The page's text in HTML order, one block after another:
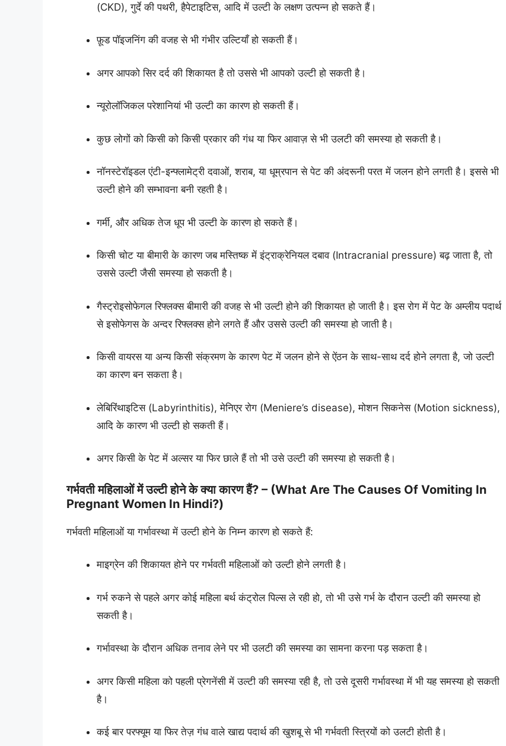
(CKD), गुर्दे की पथरी, हैपेटाइटिस, आदि में उल्टी के लक्षण उत्पन्न हो सकते हैं।
फ़ूड पॉइजनिंग की वजह से भी गंभीर उल्टियाँ हो सकती हैं।
अगर आपको सिर दर्द की शिकायत है तो उससे भी आपको उल्टी हो सकती है।
न्यूरोलॉजिकल परेशानियां भी उल्टी का कारण हो सकती हैं।
कुछ लोगों को किसी को किसी प्रकार की गंध या फिर आवाज़ से भी उलटी की समस्या हो सकती है।
नॉनस्टेरॉइडल एंटी-इन्फ्लामेट्री दवाओं, शराब, या धूम्रपान से पेट की अंदरूनी परत में जलन होने लगती है। इससे भी
उल्टी होने की सम्भावना बनी रहती है।
गर्मी, और अधिक तेज धूप भी उल्टी के कारण हो सकते हैं।
किसी चोट या बीमारी के कारण जब मस्तिष्क में इंट्राक्रेनियल दबाव (Intracranial pressure) बढ़ जाता है, तो
उससे उल्टी जैसी समस्या हो सकती है।
गैस्ट्रोइसोफेगल रिफ्लक्स बीमारी की वजह से भी उल्टी होने की शिकायत हो जाती है। इस रोग में पेट के अम्लीय पदार्थ
से इसोफेगस के अन्दर रिफ्लक्स होने लगते हैं और उससे उल्टी की समस्या हो जाती है।
किसी वायरस या अन्य किसी संक्रमण के कारण पेट में जलन होने से ऐंठन के साथ-साथ दर्द होने लगता है, जो उल्टी
का कारण बन सकता है।
लेबिरिंथाइटिस (Labyrinthitis), मेनिएर रोग (Meniere’s disease), मोशन सिकनेस (Motion sickness),
आदि के कारण भी उल्टी हो सकती हैं।
अगर किसी के पेट में अल्सर या फिर छाले हैं तो भी उसे उल्टी की समस्या हो सकती है।
गर्भवती महिलाओं में उल्टी होने के क्या कारण हैं? – (What Are The Causes Of Vomiting In
Pregnant Women In Hindi?)
गर्भवती महिलाओं या गर्भावस्था में उल्टी होने के निम्न कारण हो सकते हैं:
माइग्रेन की शिकायत होने पर गर्भवती महिलाओं को उल्टी होने लगती है।
गर्भ रुकने से पहले अगर कोई महिला बर्थ कंट्रोल पिल्स ले रही हो, तो भी उसे गर्भ के दौरान उल्टी की समस्या हो
सकती है।
गर्भावस्था के दौरान अधिक तनाव लेने पर भी उलटी की समस्या का सामना करना पड़ सकता है।
अगर किसी महिला को पहली प्रेगनेंसी में उल्टी की समस्या रही है, तो उसे दूसरी गर्भावस्था में भी यह समस्या हो सकती
है।
कई बार परफ्यूम या फिर तेज़ गंध वाले खाद्य पदार्थ की खुशबू से भी गर्भवती स्त्रियों को उलटी होती है।